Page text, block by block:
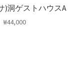
)洞ゲストハウスA
₩44,000